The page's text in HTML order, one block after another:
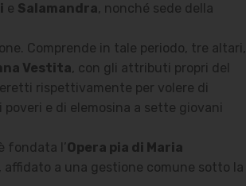
e Salamandra, nonché sede della
Comprende in tale periodo, tre altari,
Vestita, con gli attributi propri del
rispettivamente per volere di
e di elemosina a sette giovani
fondata l’Opera pia di Maria
a una gestione comune sotto la